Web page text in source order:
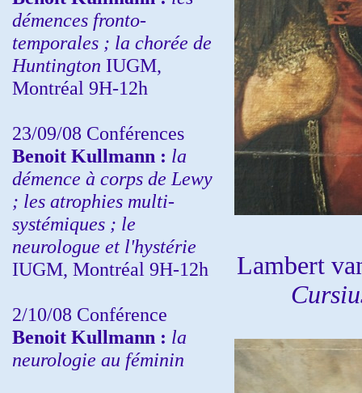
démences fronto-
temporales ; la chorée de
Huntington IUGM,
Montréal 9H-12h
23/09/08 Conférences
Benoit Kullmann : la
démence à corps de Lewy
; les atrophies multi-
systémiques ; le
neurologue et l'hystérie
IUGM, Montréal 9H-12h
2/10/08 Conférence
Benoit Kullmann : la
neurologie au féminin
Lambert